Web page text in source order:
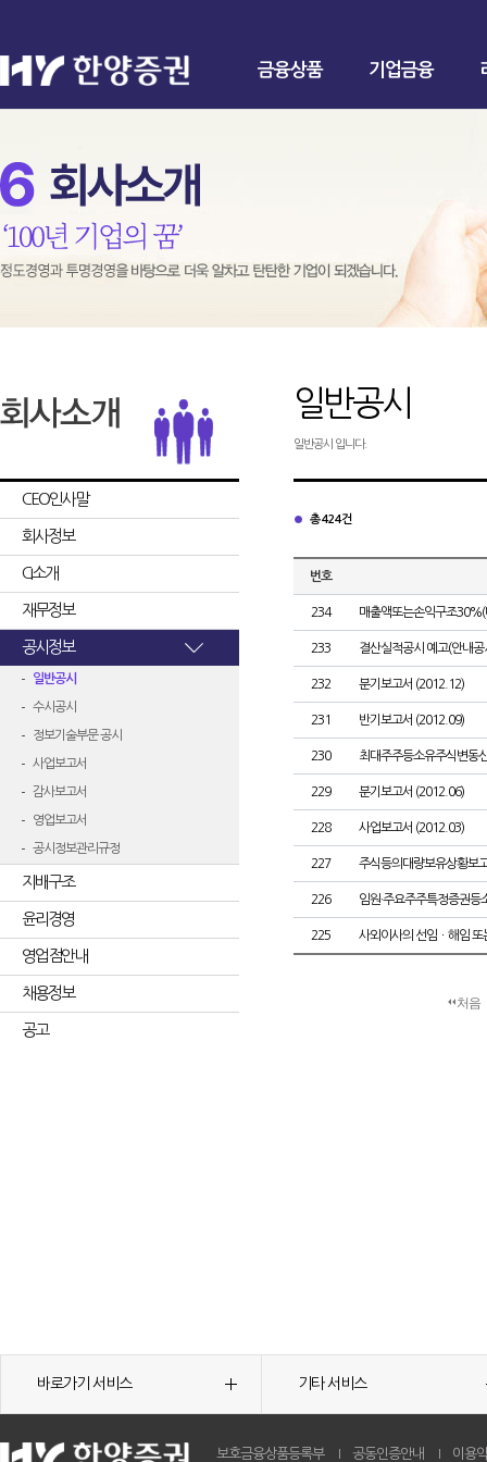
금융상품 기업금융
CEO인사말
회사정보
CI소개
재무정보
공시정보
일반공시
수시공시
정보기술부문 공시
사업보고서
감사보고서
영업보고서
공시정보관리규정
지배구조
윤리경영
영업점안내
채용정보
공고
일반공시
일반공시 입니다.
총 424건
번호
234 매출액또는손익구조
233 결산실적공시 예고(안내공
232 분기보고서 (2012.12)
231 반기보고서 (2012.09)
230 최대주주등소유주식변동
229 분기보고서 (2012.06)
228 사업보고서 (2012.03)
227 주식등의대량보유상황보
226 임원·주요주주특정증권등
225 사외이사의 선임ㆍ해임 또
처음
바로가기 서비스 기타 서비스
보호금융상품등록부 공동인증안내 이용